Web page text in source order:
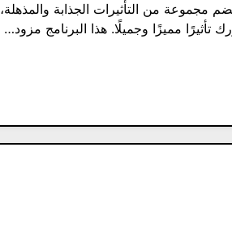
مجموعة من التأثيرات الجذابة والمذهلة،
مميزًا وجميلًا. هذا البرنامج مزود…